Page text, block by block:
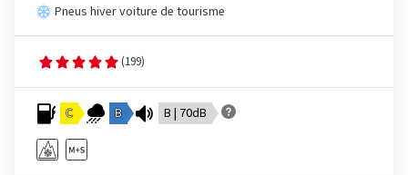
Pneus hiver voiture de tourisme
(199)
C B B | 70dB